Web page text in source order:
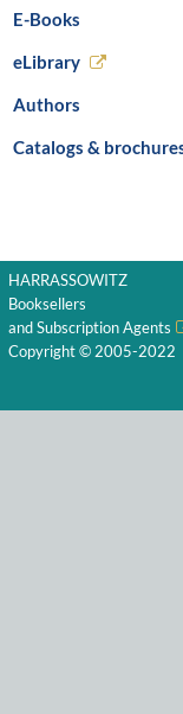
E-Books
eLibrary
Authors
Catalogs &
HARRASSOWITZ
Booksellers
and Subscription Agents
Copyright © 2005-2022